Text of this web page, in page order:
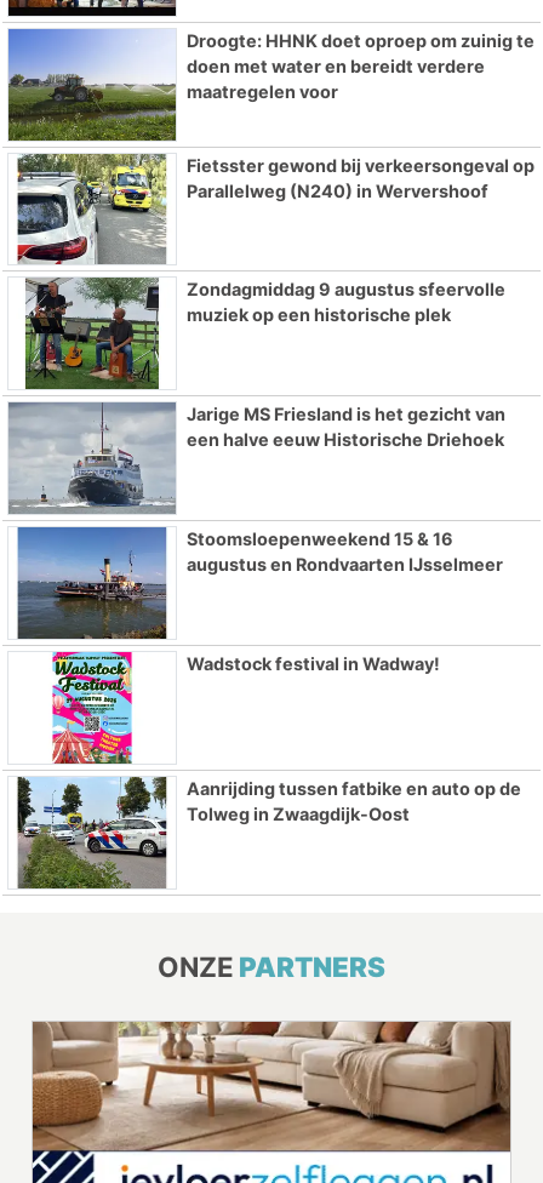
Droogte: HHNK doet oproep om zuinig te
doen met water en bereidt verdere
maatregelen voor
Fietsster gewond bij verkeersongeval op
Parallelweg (N240) in Wervershoof
Zondagmiddag 9 augustus sfeervolle
muziek op een historische plek
Jarige MS Friesland is het gezicht van
een halve eeuw Historische Driehoek
Stoomsloepenweekend 15 & 16
augustus en Rondvaarten IJsselmeer
Wadstock festival in Wadway!
Aanrijding tussen fatbike en auto op de
Tolweg in Zwaagdijk-Oost
ONZE PARTNERS